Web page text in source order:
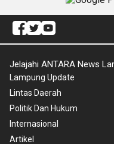
Jelajahi ANTARA News
Lampung Update
Lintas Daerah
Politik Dan Hukum
Internasional
Artikel